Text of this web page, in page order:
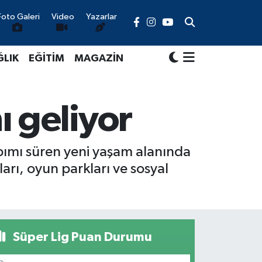
Galeri Video Yazarlar
EĞİTİM MAGAZİN
geliyor
süren yeni yaşam alanında
oyun parkları ve sosyal
Süper Lig Puan Durumu